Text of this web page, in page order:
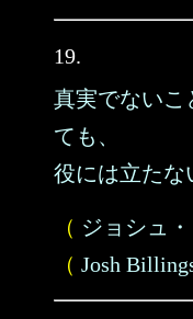
19.
真実でないこ
ても、
役には立たな
（ ジョシュ
（ Josh